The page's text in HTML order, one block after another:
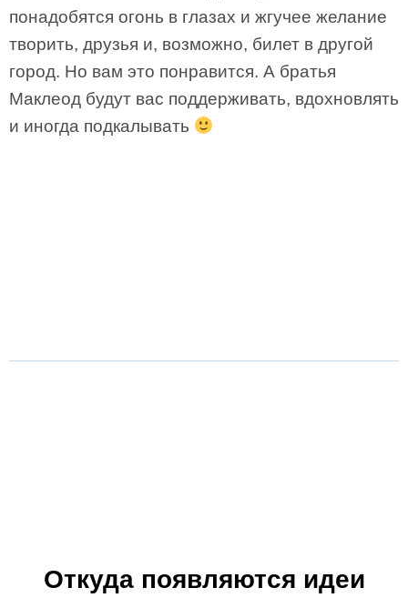
понадобятся огонь в глазах и жгучее желание
творить, друзья и, возможно, билет в другой
город. Но вам это понравится. А братья
Маклеод будут вас поддерживать, вдохновлять
и иногда подкалывать
Откуда появляются идеи